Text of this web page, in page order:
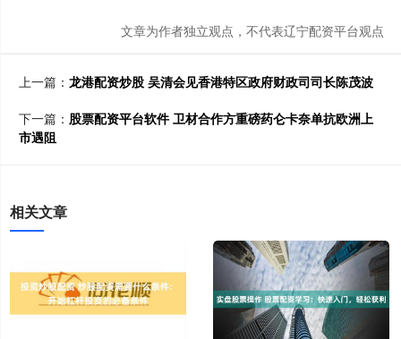
文章为作者独立观点，不代表辽宁配资平台观点
上一篇： 龙港配资炒股 吴清会见香港特区政府财政司司长陈茂波
下一篇： 股票配资平台软件 卫材合作方重磅药仑卡奈单抗欧洲上
市遇阻
相关文章